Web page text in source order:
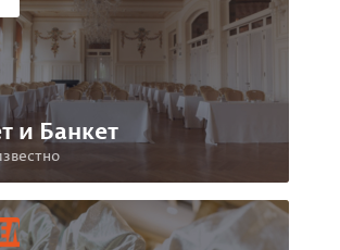
и Банкет